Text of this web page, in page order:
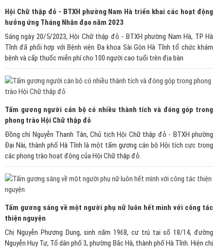
Hội Chữ thập đỏ - BTXH phường Nam Hà triển khai các hoạt động
hưởng ứng Tháng Nhân đạo năm 2023
Sáng ngày 20/5/2023, Hội Chữ thập đỏ - BTXH phường Nam Hà, TP Hà
Tĩnh đã phối hợp với Bệnh viện Đa khoa Sài Gòn Hà Tĩnh tổ chức khám
bệnh và cấp thuốc miễn phí cho 100 người cao tuổi trên địa bàn
Tấm gương người cán bộ có nhiều thành tích và đóng góp trong
phong trào Hội Chữ thập đỏ
Đồng chí Nguyễn Thanh Tân, Chủ tịch Hội Chữ thập đỏ - BTXH phường
Đại Nài, thành phố Hà Tĩnh là một tấm gương cán bộ Hội tích cực trong
các phong trào hoạt động của Hội Chữ thập đỏ.
Tấm gương sáng về một người phụ nữ luôn hết mình với công tác
thiện nguyện
Chị Nguyễn Phương Dung, sinh năm 1968, cư trú tại số 18/14, đường
Nguyễn Huy Tự, Tổ dân phố 3, phường Bắc Hà, thành phố Hà Tĩnh. Hiện chị